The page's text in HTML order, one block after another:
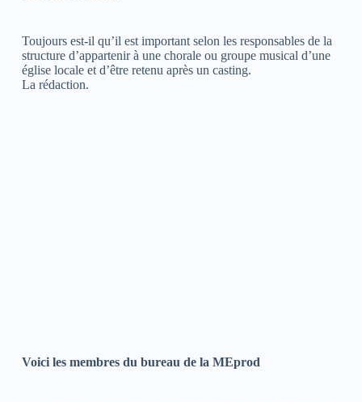
Toujours est-il qu’il est important selon les responsables de la
structure d’appartenir à une chorale ou groupe musical d’une
église locale et d’être retenu après un casting.
La rédaction.
Voici les membres du bureau de la MEprod